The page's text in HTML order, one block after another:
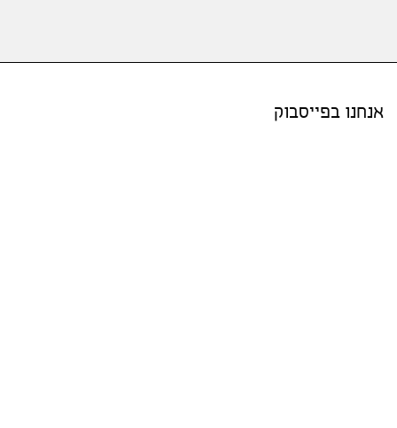
אנחנו בפייסבוק